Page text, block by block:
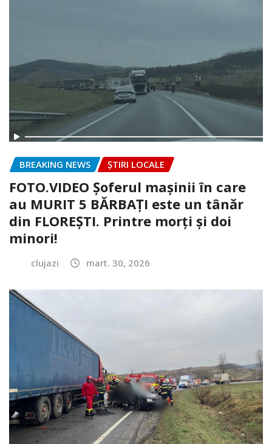
BREAKING NEWS ȘTIRI LOCALE
FOTO.VIDEO Șoferul mașinii în care
au MURIT 5 BĂRBAȚI este un tânăr
din FLOREȘTI. Printre morți și doi
minori!
clujazi mart. 30, 2026